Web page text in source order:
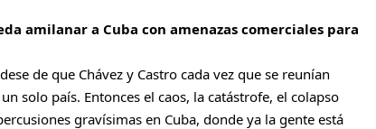
amilanar a Cuba con amenazas comerciales para
de que Chávez y Castro cada vez que se reunían
solo país. Entonces el caos, la catástrofe, el colapso
gravísimas en Cuba, donde ya la gente está